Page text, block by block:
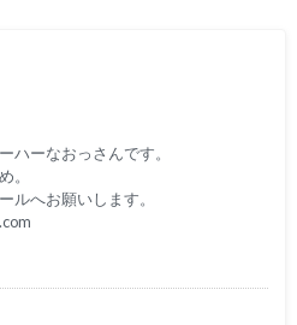
ハーなおっさんです。
。
ルへお願いします。